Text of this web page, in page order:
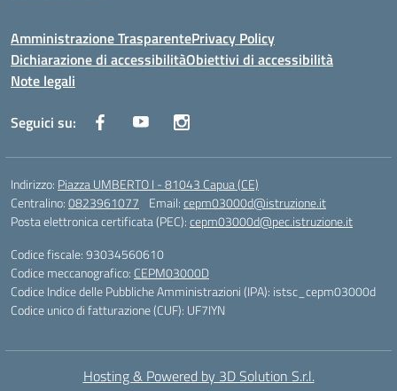
Amministrazione TrasparentePrivacy Policy
Dichiarazione di accessibilitàObiettivi di accessibilità
Note legali
Seguici su:
Indirizzo: Piazza UMBERTO I - 81043 Capua (CE)
Centralino:0823961077 Email:cepm03000d@istruzione.it
Posta elettronica certificata (PEC):cepm03000d@pec.istruzione.it
Codice fiscale: 93034560610
Codice meccanografico: CEPM03000D
Codice Indice delle Pubbliche Amministrazioni (IPA): istsc_cepm03000d
Codice unico di fatturazione (CUF): UF7IYN
Hosting & Powered by 3D Solution S.r.l.